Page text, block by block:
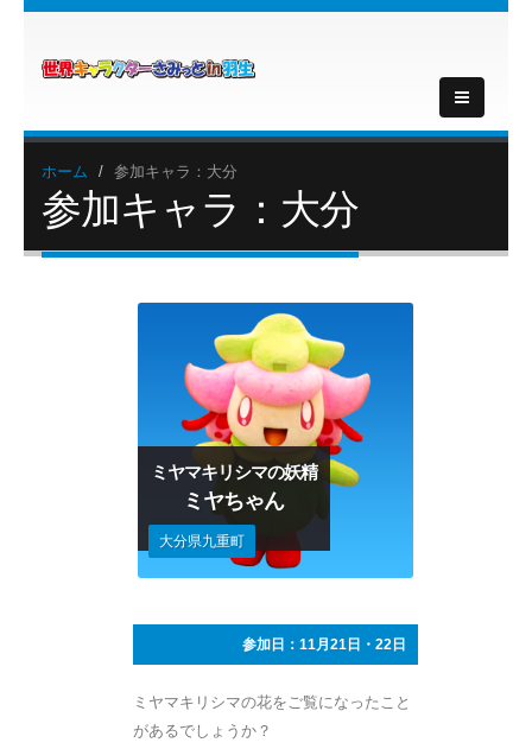
ホーム 参加キャラ：大分
参加キャラ：大分
ミヤマキリシマの妖精
ミヤちゃん
大分県九重町
参加日：11月21日・22日
ミヤマキリシマの花をご覧になったこと
があるでしょうか？